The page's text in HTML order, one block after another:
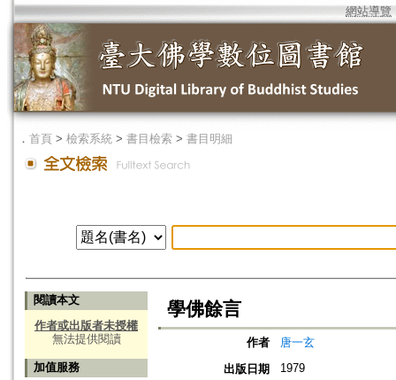
網站導覽
． 首頁 > 檢索系統 > 書目檢索 > 書目明細
閱讀本文
作者或出版者未授權
無法提供閱讀
加值服務
學佛餘言
作者
唐一玄
出版日期
1979